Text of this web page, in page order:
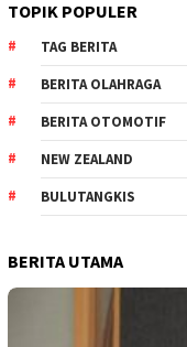
TOPIK POPULER
TAG BERITA
BERITA OLAHRAGA
BERITA OTOMOTIF
NEW ZEALAND
BULUTANGKIS
BERITA UTAMA